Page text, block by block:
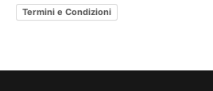
Termini e Condizioni